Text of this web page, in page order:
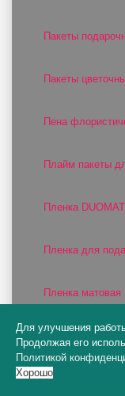
Пакеты
Пакеты
Пена
Плайм пакеты
Пленка DUOMAT
Пленка для
Пленка матовая
Пленка
Пленка
Для улучшения
Продолжая его
Политикой
Хорошо